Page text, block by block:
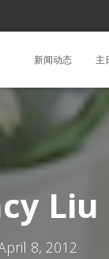
新闻动态 主
Liu
8, 2012